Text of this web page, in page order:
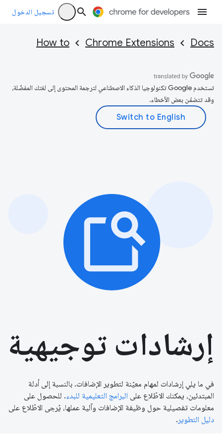
تسجيل الدخول
Docs
Chrome Extensions
How to
تستخدم Google تكنولوجيا الذكاء الاصطناعي لترجمة المحتوى إلى لغتك المفضّلة،
وقد تتضمّن بعض الأخطاء.
إرشادات توجيهية
في ما يلي إرشادات لمهام معيّنة لتطوير الإضافات. بالنسبة إلى أدلة
المبتدئين، يمكنك الاطّلاع على البرامج التعليمية للبدء. للحصول على
معلومات تفصيلية حول وظيفة الإضافات وآلية عملها، يُرجى الاطّلاع على
دليل التطوير .